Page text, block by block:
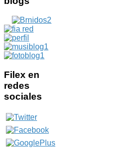
Filex en
redes
sociales